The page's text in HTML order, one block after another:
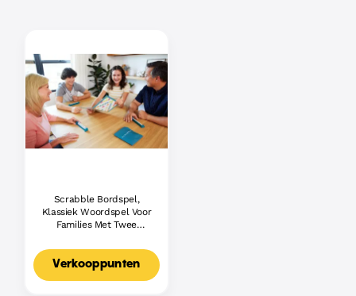
Scrabble Bordspel,
Klassiek Woordspel Voor
Families Met Twee
Voor 2-4 Spelers,
Nederlandse Editie
Verkooppunten